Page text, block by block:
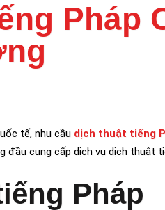
Pháp
tế, nhu cầu dịch thuật tiếng
đầu cung cấp dịch vụ dịch thuật
Pháp